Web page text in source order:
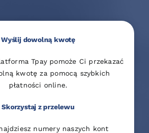
Wyślij dowolną kwotę
Tpay pomoże Ci przekazać
kwotę za pomocą szybkich
płatności online.
Skorzystaj z przelewu
numery naszych kont